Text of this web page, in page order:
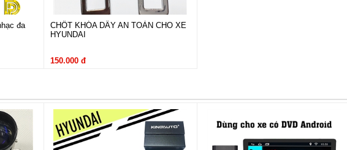
chỉ việc lau sạch vị trí muốn dán và dán băng dính 3M lên để có độ bám chắc nhất.
đa
CHỐT KHÓA DÂY AN TOÀN CHO XE
HYUNDAI
150.000 đ